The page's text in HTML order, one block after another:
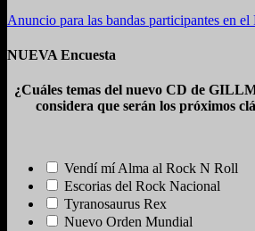
Anuncio para las bandas participantes en
NUEVA Encuesta
¿Cuáles temas del nuevo CD de
considera que serán los próximos
Vendí mí Alma al Rock N Roll
Escorias del Rock Nacional
Tyranosaurus Rex
Nuevo Orden Mundial